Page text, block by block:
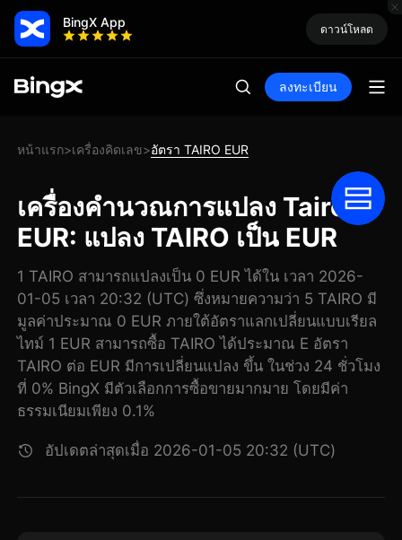
BingX App ดาวน์โหลด
ลงทะเบียน
หน้าแรก>เครื่องคิดเลข>อัตรา TAIRO EUR
เครื่องคำนวณการแปลง Tairon
EUR: แปลง TAIRO เป็น EUR
1 TAIRO สามารถแปลงเป็น 0 EUR ได้ใน เวลา 2026-
01-05 เวลา 20:32 (UTC) ซึ่งหมายความว่า 5 TAIRO มี
มูลค่าประมาณ 0 EUR ภายใต้อัตราแลกเปลี่ยนแบบเรียล
ไทม์ 1 EUR สามารถซื้อ TAIRO ได้ประมาณ E อัตรา
TAIRO ต่อ EUR มีการเปลี่ยนแปลง ขึ้น ในช่วง 24 ชั่วโมง
ที่ 0% BingX มีตัวเลือกการซื้อขายมากมาย โดยมีค่า
ธรรมเนียมเพียง 0.1%
อัปเดตล่าสุดเมื่อ 2026-01-05 20:32 (UTC)